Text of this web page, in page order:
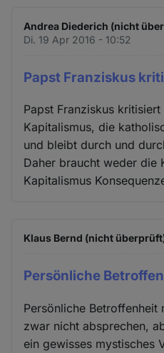
Andrea Diederich (nicht
Di. 19 Apr 2016 - 10:52
Papst Franziskus
Papst Franziskus
Kapitalismus, die
und bleibt durch und
Daher braucht weder die
Kapitalismus
Klaus Bernd (nicht
Persönliche
Persönliche Betroffenheit
zwar nicht absprechen,
ein gewisses mystisches